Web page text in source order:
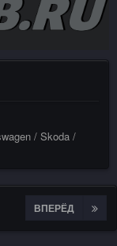
/ Skoda /
ВПЕРЁД